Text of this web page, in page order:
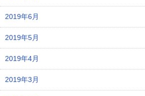
2019年6月
2019年5月
2019年4月
2019年3月